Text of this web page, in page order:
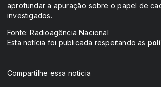
aprofundar a apuração sobre o papel de
investigados.
Fonte: Radioagência Nacional
Esta notícia foi publicada respeitando as
Compartilhe essa notícia